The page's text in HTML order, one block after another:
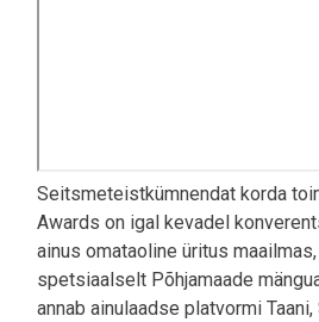
Seitsmeteistkümnendat korda
Awards on igal kevadel
ainus omataoline üritus
spetsiaalselt Põhjamaade
annab ainulaadse platvormi